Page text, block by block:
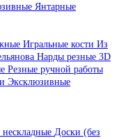
Янтарные
Игральные кости Из
Нарды резные 3D
Резные ручной работы
Эксклюзивные
Доски (без